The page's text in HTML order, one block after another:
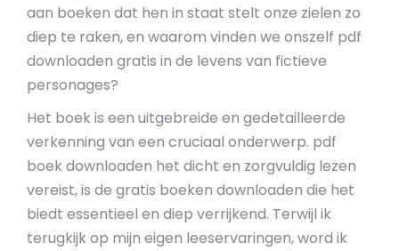
aan boeken dat hen in staat stelt onze zielen zo
diep te raken, en waarom vinden we onszelf pdf
downloaden gratis in de levens van fictieve
personages?
Het boek is een uitgebreide en gedetailleerde
verkenning van een cruciaal onderwerp. pdf
boek downloaden het dicht en zorgvuldig lezen
vereist, is de gratis boeken downloaden die het
biedt essentieel en diep verrijkend. Terwijl ik
terugkijk op mijn eigen leeservaringen, word ik